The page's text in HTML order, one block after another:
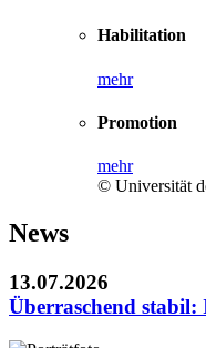
Habilitation
mehr
Promotion
mehr
© Universität
News
13.07.2026
Überraschend stabil: